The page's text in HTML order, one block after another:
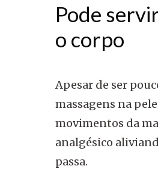
Pode
o corpo
Apesar de ser
massagens na
movimentos da
analgésico
passa.